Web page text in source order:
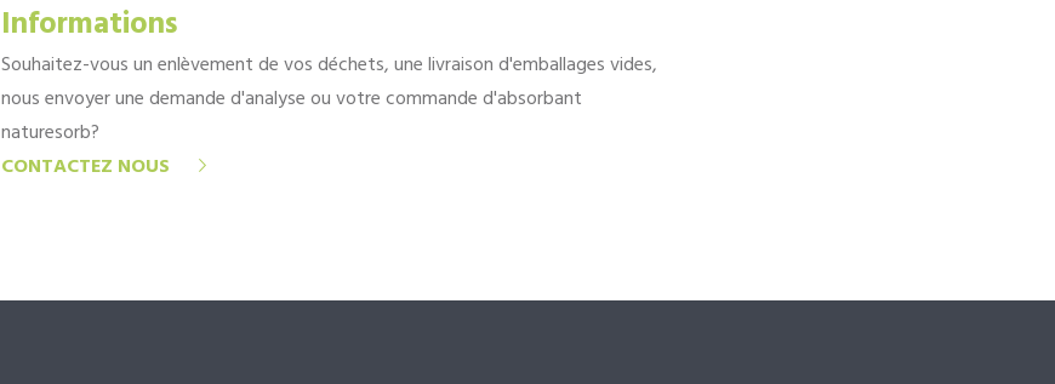
Informations
Souhaitez-vous un enlèvement de vos déchets, une livraison d'emballages vides,
nous envoyer une demande d'analyse ou votre commande d'absorbant
naturesorb?
CONTACTEZ NOUS